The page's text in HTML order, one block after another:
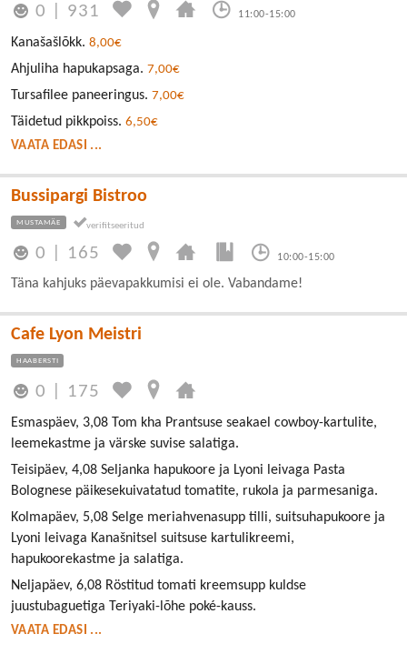
0 931 11:00-15:00
Kanašašlõkk. 8,00€
Ahjuliha hapukapsaga. 7,00€
Tursafilee paneeringus. 7,00€
Täidetud pikkpoiss. 6,50€
VAATA EDASI ...
Bussipargi Bistroo
MUSTAMÄE
0 165 10:00-15:00
Täna kahjuks päevapakkumisi ei ole. Vabandame!
Cafe Lyon Meistri
HAABERSTI
0 175
Esmaspäev, 3,08 Tom kha Prantsuse seakael cowboy-kartulite,
leemekastme ja värske suvise salatiga.
Teisipäev, 4,08 Seljanka hapukoore ja Lyoni leivaga Pasta
Bolognese päikesekuivatatud tomatite, rukola ja parmesaniga.
Kolmapäev, 5,08 Selge meriahvenasupp tilli, suitsuhapukoore ja
Lyoni leivaga Kanašnitsel suitsuse kartulikreemi,
hapukoorekastme ja salatiga.
Neljapäev, 6,08 Röstitud tomati kreemsupp kuldse
juustubaguetiga Teriyaki-lõhe poké-kauss.
VAATA EDASI ...